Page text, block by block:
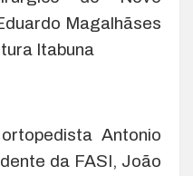
Magalhãses
Itabuna
Antonio
da FASI, João